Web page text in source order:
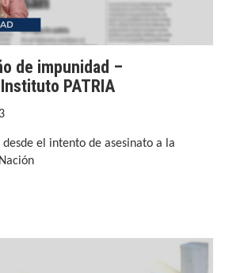
de impunidad –
PATRIA
el intento de asesinato a la